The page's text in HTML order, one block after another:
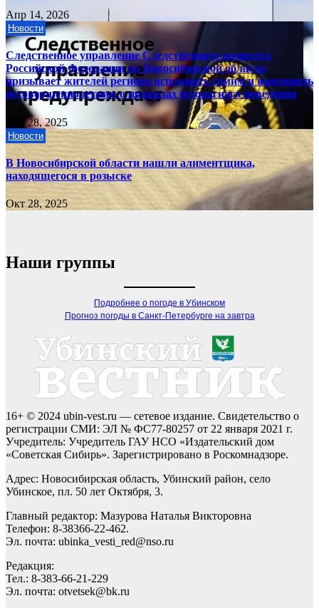
Апр 14, 2026
Новости
Следственное управление Следственного комитета
Российской Федерации по Новосибирской области
призывает жителей региона вспомнить самим и напомнить
несовершеннолетним о правилах безопасного поведения
Ноя 28, 2025
Новости
В Новосибирской области нашли алиментщика,
находящегося в розыске
Окт 28, 2025
Наши группы
Подробнее о погоде в Убинском
Прогноз погоды в Санкт-Петербурге на завтра
16+ © 2024 ubin-vest.ru — сетевое издание. Свидетельство о
регистрации СМИ: ЭЛ № ФС77-80257 от 22 января 2021 г.
Учредитель: Учредитель ГАУ НСО «Издательский дом
«Советская Сибирь». Зарегистрировано в Роскомнадзоре.
Адрес: Новосибирская область, Убинский район, село
Убинское, пл. 50 лет Октября, 3.
Главный редактор: Мазурова Наталья Викторовна
Телефон: 8-38366-22-462.
Эл. почта: ubinka_vesti_red@nso.ru
Редакция:
Тел.: 8-383-66-21-229
Эл. почта: otvetsek@bk.ru